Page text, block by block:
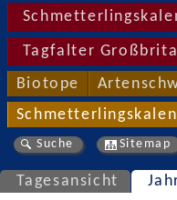
Tagfalter
Biotope
Suche Sitemap
Tagesansicht